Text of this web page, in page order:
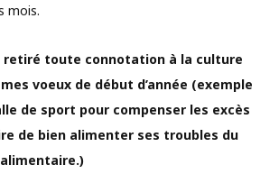
mois.
retiré toute connotation à la culture
voeux de début d’année (exemple
de sport pour compenser les excès
de bien alimenter ses troubles du